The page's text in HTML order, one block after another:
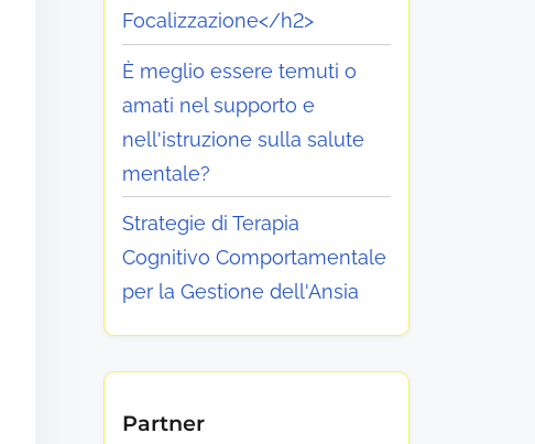
Focalizzazione</h2>
È meglio essere temuti o
amati nel supporto e
nell'istruzione sulla salute
mentale?
Strategie di Terapia
Cognitivo Comportamentale
per la Gestione dell'Ansia
Partner